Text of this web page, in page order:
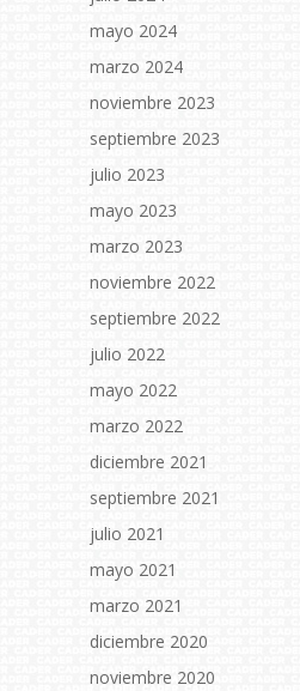
mayo 2024
marzo 2024
noviembre 2023
septiembre 2023
julio 2023
mayo 2023
marzo 2023
noviembre 2022
septiembre 2022
julio 2022
mayo 2022
marzo 2022
diciembre 2021
septiembre 2021
julio 2021
mayo 2021
marzo 2021
diciembre 2020
noviembre 2020